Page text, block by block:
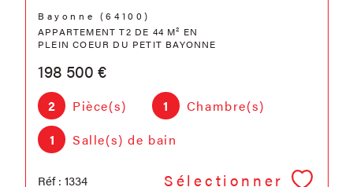
Bayonne (64100)
APPARTEMENT T2 DE 44 M² EN
PLEIN COEUR DU PETIT BAYONNE
198 500 €
2 Pièce(s) 1
Chambre(s)
1
Salle(s) de bain
Réf : 1334 Sélectionner